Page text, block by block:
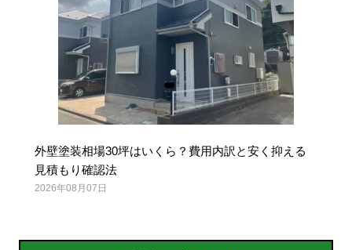
外壁塗装相場30坪はいくら？費用内訳と安く抑える
見積もり確認法
2026年08月07日